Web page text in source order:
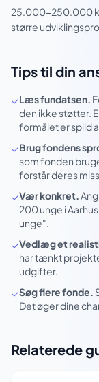
25.000-250.000
større
Tips til din
✓Læs fundatsen.
den ikke støtter.
formålet er spild
✓Brug fondens
som fonden
forstår deres
✓Vær konkret.
200 unge i
unge".
✓Vedlæg et
har tænkt
udgifter.
✓Søg flere fonde.
Det øger dine
Relaterede